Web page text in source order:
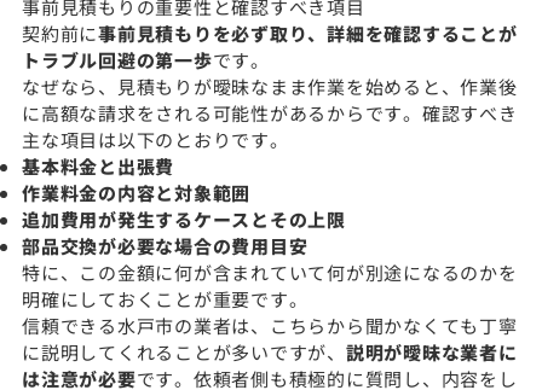
事前見積もりの重要性と確認すべき項目
契約前に事前見積もりを必ず取り、詳細を確認することが
トラブル回避の第一歩です。
なぜなら、見積もりが曖昧なまま作業を始めると、作業後
に高額な請求をされる可能性があるからです。確認すべき
主な項目は以下のとおりです。
基本料金と出張費
作業料金の内容と対象範囲
追加費用が発生するケースとその上限
部品交換が必要な場合の費用目安
特に、この金額に何が含まれていて何が別途になるのかを
明確にしておくことが重要です。
信頼できる水戸市の業者は、こちらから聞かなくても丁寧
に説明してくれることが多いですが、 説明が曖昧な業者に
は注意が必要です。依頼者側も積極的に質問し、内容をし